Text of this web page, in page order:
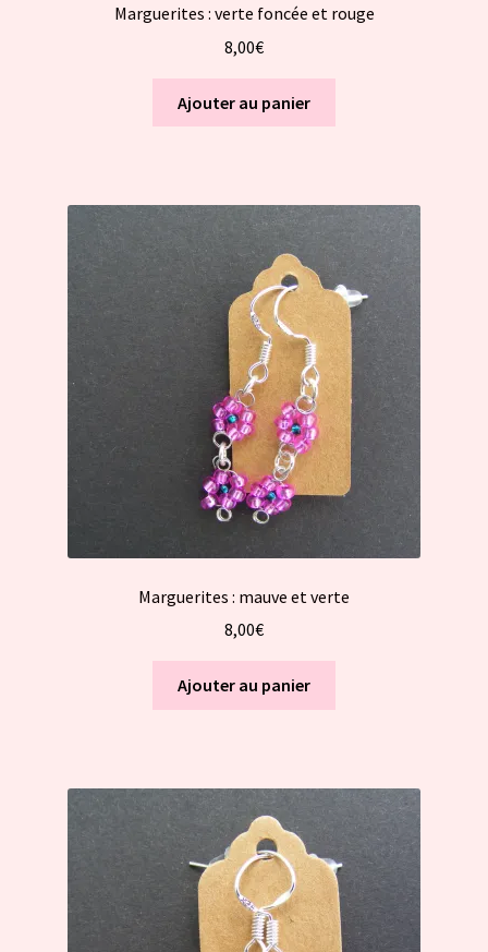
Marguerites : verte foncée et rouge
8,00€
Ajouter au panier
Marguerites : mauve et verte
8,00€
Ajouter au panier